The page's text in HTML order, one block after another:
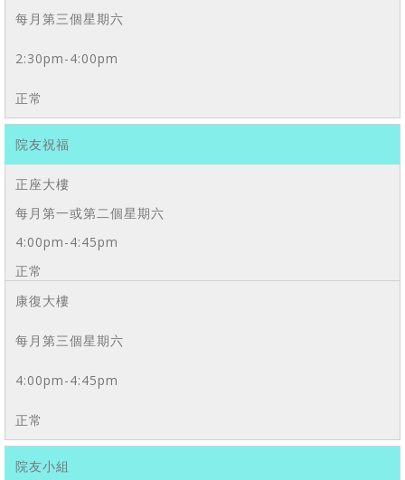
每月第三個星期六
2:30pm-4:00pm
正常
院友祝福
正座大樓
每月第一或第二個星期六
4:00pm-4:45pm
正常
康復大樓
每月第三個星期六
4:00pm-4:45pm
正常
院友小組